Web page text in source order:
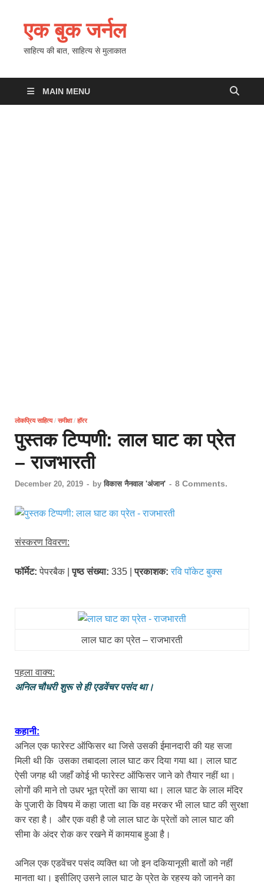
एक बुक जर्नल
साहित्य की बात, साहित्य से मुलाकात
MAIN MENU
लोकप्रिय साहित्य/ समीक्षा/ हॉरर
पुस्तक टिप्पणी: लाल घाट का प्रेत
– राजभारती
December 20, 2019 - by विकास नैनवाल 'अंजान' - 8 Comments.
संस्करण विवरण:
फॉर्मेट: पेपरबैक |पृष्ठ संख्या: 335 |प्रकाशक: रवि पॉकेट बुक्स
लाल घाट का प्रेत – राजभारती
पहला वाक्य:
अनिल चौधरी शुरू से ही एडवेंचर पसंद था।
कहानी:
अनिल एक फारेस्ट ऑफिसर था जिसे उसकी ईमानदारी की यह सजा
मिली थी कि उसका तबादला लाल घाट कर दिया गया था। लाल घाट
ऐसी जगह थी जहाँ कोई भी फारेस्ट ऑफिसर जाने को तैयार नहीं था।
लोगों की माने तो उधर भूत प्रेतों का साया था। लाल घाट के लाल मंदिर
के पुजारी के विषय में कहा जाता था कि वह मरकर भी लाल घाट की सुरक्षा
कर रहा है। और एक वही है जो लाल घाट के प्रेतों को लाल घाट की
सीमा के अंदर रोक कर रखने में कामयाब हुआ है।
अनिल एक एडवेंचर पसंद व्यक्ति था जो इन दकियानूसी बातों को नहीं
मानता था। इसीलिए उसने लाल घाट के प्रेत के रहस्य को जानने का